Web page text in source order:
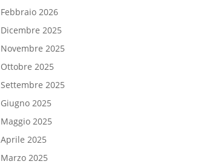
Febbraio 2026
Dicembre 2025
Novembre 2025
Ottobre 2025
Settembre 2025
Giugno 2025
Maggio 2025
Aprile 2025
Marzo 2025